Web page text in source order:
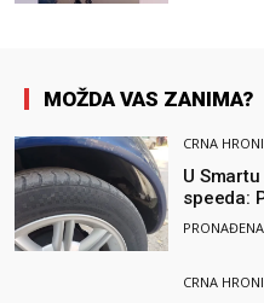
MOŽDA VAS ZANIMA?
CRNA
U
speeda:
CRNA